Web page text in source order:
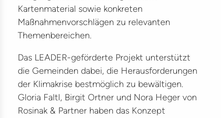
Kartenmaterial sowie konkreten
Maßnahmenvorschlägen zu relevanten
Themenbereichen.
Das LEADER-geförderte Projekt unterstützt
die Gemeinden dabei, die Herausforderungen
der Klimakrise bestmöglich zu bewältigen.
Gloria Faltl, Birgit Ortner und Nora Heger von
Rosinak & Partner haben das Konzept